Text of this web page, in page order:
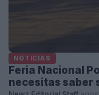
NOTICIAS
Feria Nacional
necesitas saber